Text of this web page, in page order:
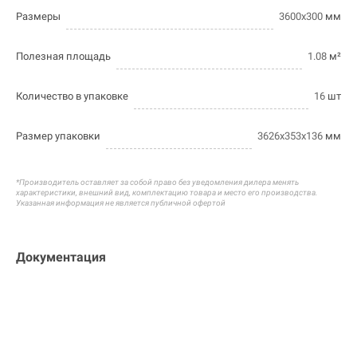
Размеры 3600х300 мм
Полезная площадь 1.08 м²
Количество в упаковке 16 шт
Размер упаковки 3626х353х136 мм
*Производитель оставляет за собой право без уведомления дилера менять
характеристики, внешний вид, комплектацию товара и место его производства.
Указанная информация не является публичной офертой
Документация